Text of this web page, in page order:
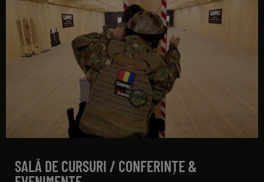
eveniment
SALĂ DE CURSURI / CONFERINȚE &